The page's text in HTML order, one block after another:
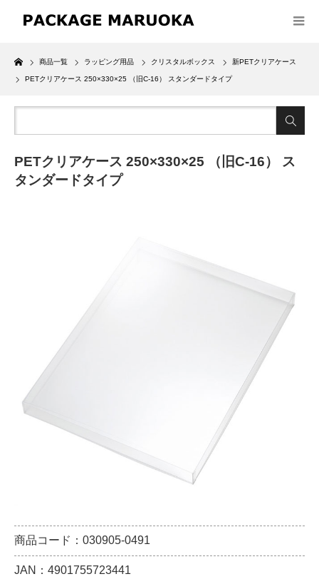
Home
商品一覧 ラッピング用品 クリスタルボックス 新PETクリアケース
PETクリアケース 250×330×25 （旧C-16） スタンダードタイプ
PETクリアケース 250×330×25 （旧C-16） ス
タンダードタイプ
商品コード：030905-0491
JAN：4901755723441